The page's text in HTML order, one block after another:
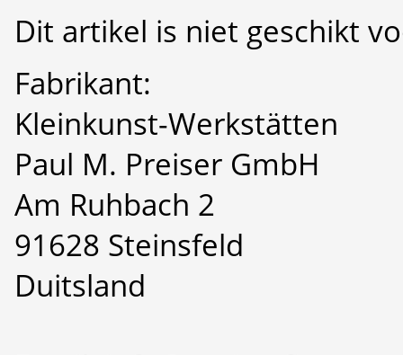
Dit artikel is niet geschikt
Fabrikant:
Kleinkunst-Werkstätten
Paul M. Preiser GmbH
Am Ruhbach 2
91628 Steinsfeld
Duitsland